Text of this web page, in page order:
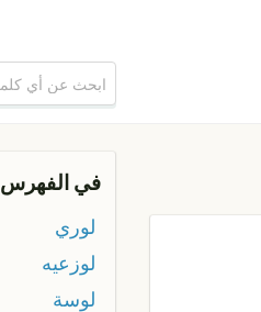
في الفهرس
لوري
لوزعيه
لوسة